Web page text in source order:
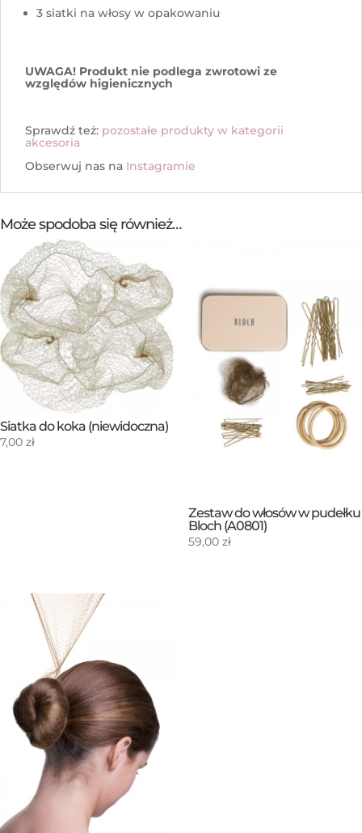
3 siatki na włosy w opakowaniu
UWAGA! Produkt nie podlega zwrotowi ze
względów higienicznych
Sprawdź też: pozostałe produkty w kategorii
akcesoria
Obserwuj nas na Instagramie
Może spodoba się również…
Siatka do koka (niewidoczna)
7,00 zł
Zestaw do włosów w pudełku
Bloch (A0801)
59,00 zł